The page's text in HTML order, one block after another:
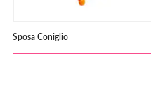
Sposa Coniglio